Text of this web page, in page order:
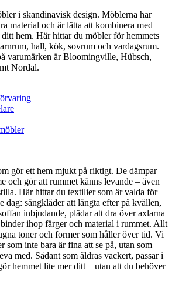
i skandinavisk design. Möblerna har
material och är lätta att kombinera med
hem. Här hittar du möbler för hemmets
hall, kök, sovrum och vardagsrum.
varumärken är Bloomingville, Hübsch,
Nordal.
gör ett hem mjukt på riktigt. De dämpar
och gör att rummet känns levande – även
Här hittar du textilier som är valda för
dag: sängkläder att längta efter på kvällen,
inbjudande, plädar att dra över axlarna
ihop färger och material i rummet. Allt
toner och former som håller över tid. Vi
som inte bara är fina att se på, utan som
med. Sådant som åldras vackert, passar i
hemmet lite mer ditt – utan att du behöver